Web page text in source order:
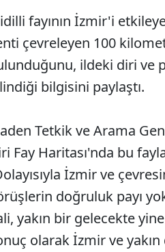
fayının İzmir'i
çevreleyen 100
ildeki diri ve
bilgisini paylaştı.
Tetkik ve Arama
Fay Haritası'nda bu
İzmir ve
doğruluk payı
yakın bir gelecekte
olarak İzmir ve